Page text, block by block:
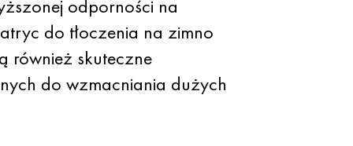
odporności na
do tłoczenia na zimno
również skuteczne
do wzmacniania dużych